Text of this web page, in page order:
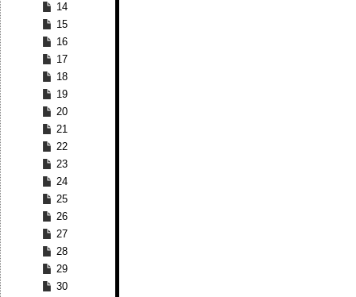
14
15
16
17
18
19
20
21
22
23
24
25
26
27
28
29
30